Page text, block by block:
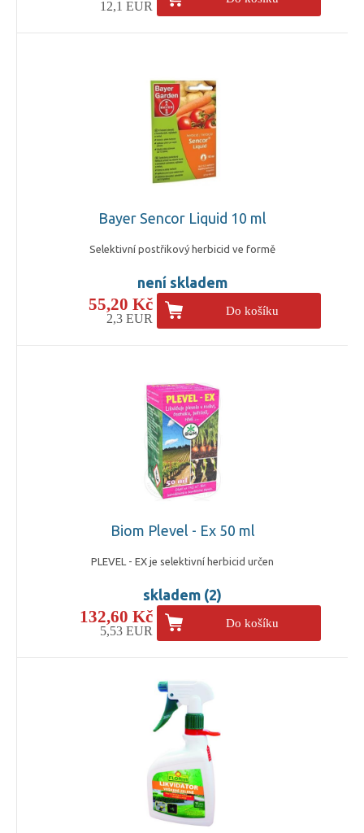
12,1 EUR
Bayer Sencor Liquid 10 ml
Selektivní postřikový herbicid ve formě
není skladem
55,20 Kč
2,3 EUR
Do košíku
Biom Plevel - Ex 50 ml
PLEVEL - EX je selektivní herbicid určen
skladem (2)
132,60 Kč
5,53 EUR
Do košíku